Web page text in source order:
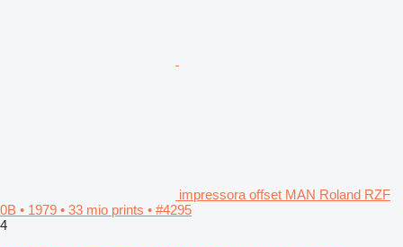
impressora offset MAN Roland RZF
0B • 1979 • 33 mio prints • #4295
4